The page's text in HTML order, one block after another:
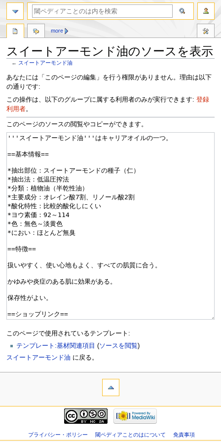
スイートアーモンド油のソースを表示
← スイートアーモンド油
ナ
ビ
ゲ
ー
ョ
ン
移
検
索
に
移
あなたには「このページの編集」を行う権限がありません。理由は以下
の通りです:
この操作は、以下のグループに属する利用者のみが実行できます: 登録
利用者。
このページのソースの閲覧やコピーができます。
このページで使用されているテンプレート:
テンプレート:基材関連項目 (ソースを閲覧)
スイートアーモンド油 に戻る。
more
プライバシー・ポリシー 閾ペディアことのはについて 免責事項